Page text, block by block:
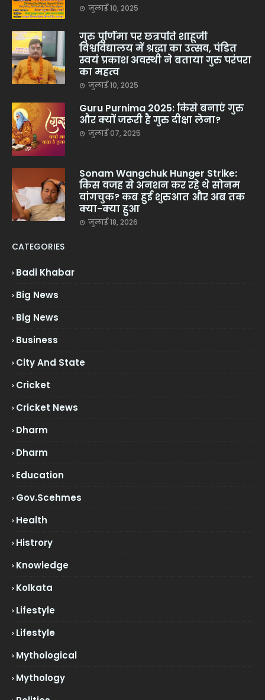
जुलाई 10, 2025
गुरु पूर्णिमा पर छत्रपति शाहूजी
विश्वविद्यालय में श्रद्धा का उत्सव, पंडित
स्वयं प्रकाश अवस्थी ने बताया गुरु परंपरा
का महत्व
जुलाई 10, 2025
Guru Purnima 2025: किसे बनाएं गुरु
और क्यों जरूरी है गुरु दीक्षा लेना?
जुलाई 07, 2025
Sonam Wangchuk Hunger Strike:
किस वजह से अनशन कर रहे थे सोनम
वांगचुक? कब हुई शुरुआत और अब तक
क्या-क्या हुआ
जुलाई 18, 2026
CATEGORIES
Badi Khabar
Big News
Big News
Business
City And State
Cricket
Cricket News
Dharm
Dharm
Education
Gov.scehmes
Health
Histrory
Knowledge
Kolkata
Lifestyle
Lifestyle
Mythological
Mythology